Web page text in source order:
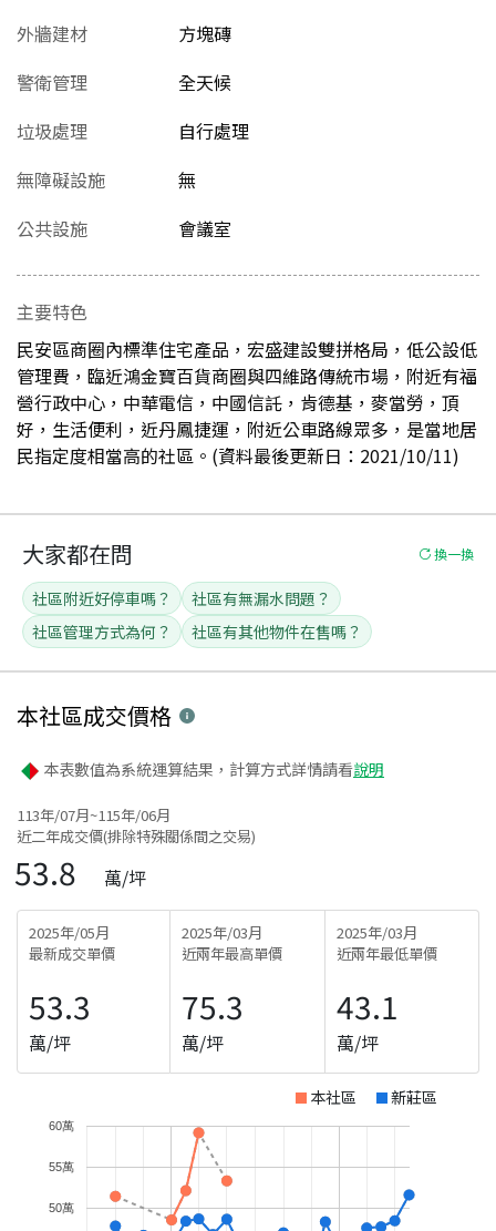
外牆建材
方塊磚
警衛管理
全天候
垃圾處理
自行處理
無障礙設施
無
公共設施
會議室
主要特色
民安區商圈內標準住宅產品，宏盛建設雙拼格局，低公設低
管理費，臨近鴻金寶百貨商圈與四維路傳統市場，附近有福
營行政中心，中華電信，中國信託，肯德基，麥當勞，頂
好，生活便利，近丹鳳捷運，附近公車路線眾多，是當地居
民指定度相當高的社區。(資料最後更新日：2021/10/11)
大家都在問 換一換
社區附近好停車嗎？
社區有無漏水問題？
社區管理方式為何？
社區有其他物件在售嗎？
本社區成交價格
本表數值為系統運算結果，計算方式詳情請看說明
113年/07月~115年/06月
近二年成交價(排除特殊關係間之交易)
53.8 萬/坪
2025年/05月
最新成交單價
53.3
萬/坪
2025年/03月
近兩年最高單價
75.3
萬/坪
2025年/03月
近兩年最低單價
43.1
萬/坪
本社區 新莊區
50萬
55萬
60萬